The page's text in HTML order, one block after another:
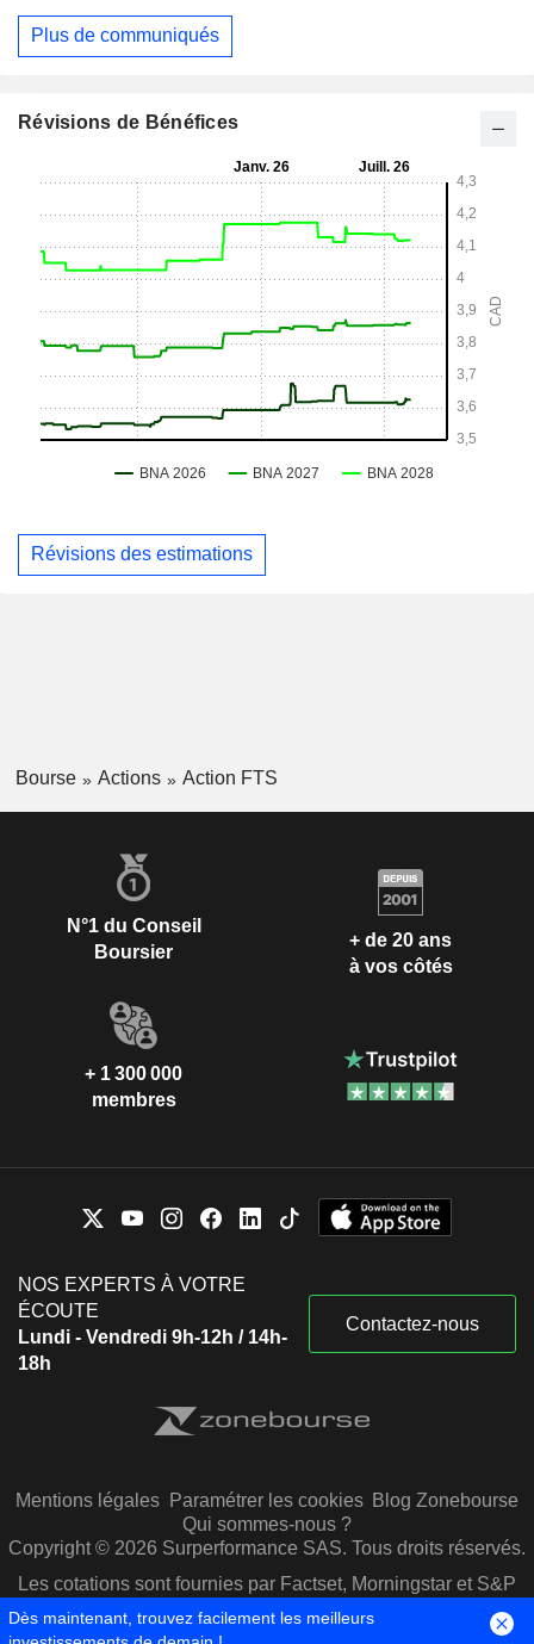
Plus de communiqués
Révisions de Bénéfices
Révisions des estimations
Bourse Actions Action FTS
N°1 du Conseil
Boursier
+ de 20 ans
à vos côtés
+ 1 300 000
membres
NOS EXPERTS À VOTRE
ÉCOUTE
Lundi - Vendredi 9h-12h / 14h-
18h
Contactez-nous
Mentions légales Paramétrer les cookies Blog Zonebourse
Qui sommes-nous ?
Copyright © 2026 Surperformance SAS. Tous droits réservés.
Les cotations sont fournies par Factset, Morningstar et S&P
Capital IQ
Dès maintenant, trouvez facilement les meilleurs